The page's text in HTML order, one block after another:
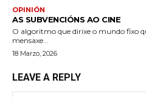
OPINIÓN
AS SUBVENCIÓNS AO CINE
O algoritmo que dirixe o mundo fixo
mensaxe...
18 Marzo, 2026
LEAVE A REPLY